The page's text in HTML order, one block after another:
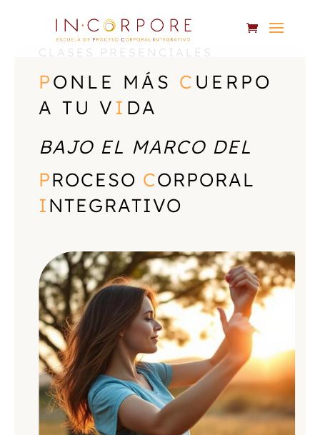
CLASES PRESENCIALES
PONLE MÁS C UERPO
A TU VI DA
BAJO EL MARCO DEL
PROCESO CORPORAL
INTEGRATIVO